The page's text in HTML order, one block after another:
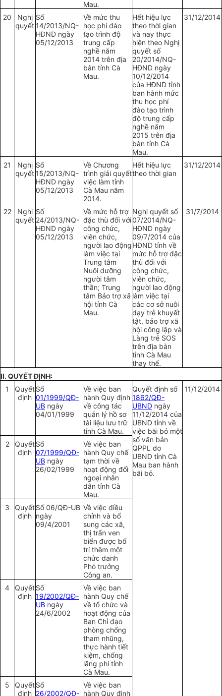
Mau.
20
Nghị
quyết
Số
14/2013/NQ-
HĐND ngày
05/12/2013
Về mức thu
học phí đào
tạo trình độ
trung cấp
nghề năm
2014 trên địa
bàn tỉnh Cà
Mau.
Hết hiệu lực
theo thời gian
và nay thực
hiện theo Nghị
quyết số
20/2014/NQ-
HĐND ngày
10/12/2014
của HĐND tỉnh
ban hành mức
thu học phí
đào tạo trình
độ trung cấp
nghề năm
2015 trên địa
bàn tỉnh Cà
Mau.
31/12/2014
21
Nghị
quyết
Số
15/2013/NQ-
HĐND ngày
05/12/2013
Về Chương
trình giải quyết
việc làm tỉnh
Cà Mau năm
2014.
Hết hiệu lực
theo thời gian
31/12/2014
22
Nghị
quyết
Số
24/2013/NQ-
HĐND ngày
05/12/2013
Về mức hỗ trợ
đặc thù đối với
công chức,
viên chức,
người lao động
làm việc tại
Trung tâm
Nuôi dưỡng
người tâm
thần; Trung
tâm Bảo trợ xã
hội tỉnh Cà
Mau.
Nghị quyết số
07/2014/NQ-
HĐND ngày
09/7/2014 của
HĐND tỉnh về
mức hỗ trợ đặc
thù đối với
công chức,
viên chức,
người lao động
làm việc tại
các cơ sở nuôi
dạy trẻ khuyết
tật, bảo trợ xã
hội công lập và
Làng trẻ SOS
trên địa bàn
tỉnh Cà Mau
thay thế.
31/7/2014
II. QUYẾT ĐỊNH:
1
Quyết
định
Số
01/1999/QĐ-
UB ngày
04/01/1999
Về việc ban
hành Quy định
về công tác
quản lý hồ sơ
tài liệu lưu trữ
tỉnh Cà Mau.
Quyết định số
1862/QĐ-
UBND ngày
11/12/2014 của
UBND tỉnh về
việc bãi bỏ một
số văn bản
QPPL do
UBND tỉnh Cà
Mau ban hành
bãi bỏ.
11/12/2014
2
Quyết
định
Số
07/1999/QĐ-
UB ngày
26/02/1999
Về việc ban
hành Quy chế
tạm thời về
hoạt động đối
ngoại nhân
dân tỉnh Cà
Mau.
3
Quyết
định
Số 06/QĐ-UB
ngày
09/4/2001
Về việc điều
chỉnh và bổ
sung các xã,
thị trấn ven
biển được bố
trí thêm một
chức danh
Phó trưởng
Công an.
4
Quyết
định
Số
19/2002/QĐ-
UB ngày
24/6/2002
Về việc ban
hành Quy chế
về tổ chức và
hoạt động của
Ban Chỉ đạo
phòng chống
tham nhũng,
thực hành tiết
kiệm, chống
lãng phí tỉnh
Cà Mau.
5
Quyết
định
Số
26/2002/QĐ-
Về việc ban
hành Quy định